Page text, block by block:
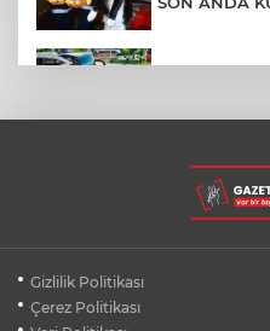
BURSA'DA
Gizlilik Politikası
Çerez Politikası